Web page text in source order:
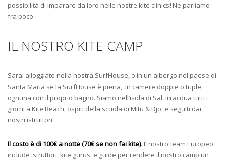
possibilità di imparare da loro nelle nostre kite clinics! Ne parliamo
fra poco…
IL NOSTRO KITE CAMP
Sarai alloggiato nella nostra SurfHouse, o in un albergo nel paese di
Santa Maria se la SurfHouse è piena, in camere doppie o triple,
ognuna con il proprio bagno. Siamo nell’isola di Sal, in acqua tutti i
giorni a Kite Beach, ospiti della scuola di Mitu & Djo, e seguiti dai
nostri istruttori.
Il costo è di 100€ a notte (70€ se non fai kite). Il nostro team Europeo
include istruttori, kite gurus, e guide per rendere il nostro camp un